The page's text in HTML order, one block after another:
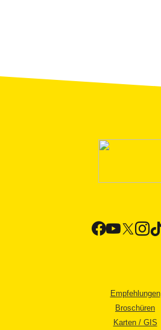
Empfehlungen
Broschüren
Karten / GIS